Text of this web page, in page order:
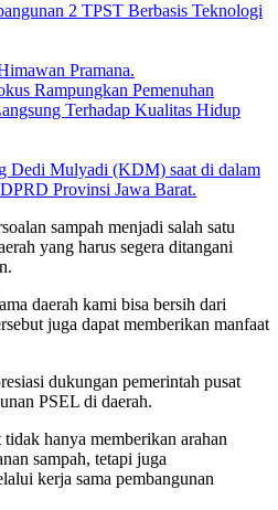
2 TPST Berbasis Teknologi
Rampungkan Pemenuhan
Terhadap Kualitas Hidup
sampah menjadi salah satu
yang harus segera ditangani
daerah kami bisa bersih dari
juga dapat memberikan manfaat
dukungan pemerintah pusat
PSEL di daerah.
hanya memberikan arahan
sampah, tetapi juga
kerja sama pembangunan